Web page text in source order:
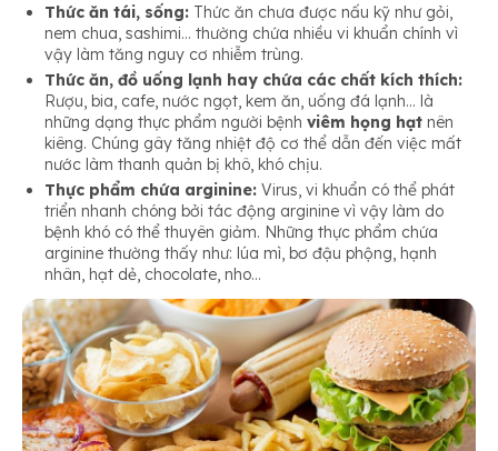
Thức ăn tái, sống: Thức ăn chưa được nấu kỹ như gỏi,
nem chua, sashimi… thường chứa nhiều vi khuẩn chính vì
vậy làm tăng nguy cơ nhiễm trùng.
Thức ăn, đồ uống lạnh hay chứa các chất kích thích:
Rượu, bia, cafe, nước ngọt, kem ăn, uống đá lạnh… là
những dạng thực phẩm người bệnh viêm họng hạt nên
kiêng. Chúng gây tăng nhiệt độ cơ thể dẫn đến việc mất
nước làm thanh quản bị khô, khó chịu.
Thực phẩm chứa arginine: Virus, vi khuẩn có thể phát
triển nhanh chóng bởi tác động arginine vì vậy làm do
bệnh khó có thể thuyên giảm. Những thực phẩm chứa
arginine thường thấy như: lúa mì, bơ đậu phộng, hạnh
nhân, hạt dẻ, chocolate, nho…